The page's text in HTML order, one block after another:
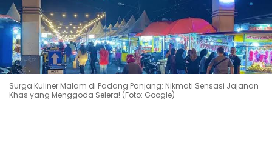
Surga Kuliner Malam di Padang Panjang: Nikmati Sensasi Jajanan
Khas yang Menggoda Selera! (Foto: Google)